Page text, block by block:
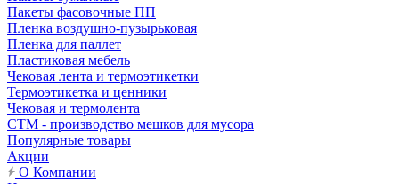
Пакеты фасовочные ПП
Пленка воздушно-пузырьковая
Пленка для паллет
Пластиковая мебель
Чековая лента и термоэтикетки
Термоэтикетка и ценники
Чековая и термолента
СТМ - производство мешков для мусора
Популярные товары
Акции
О Компании